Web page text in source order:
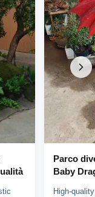
Parco
Baby
High-